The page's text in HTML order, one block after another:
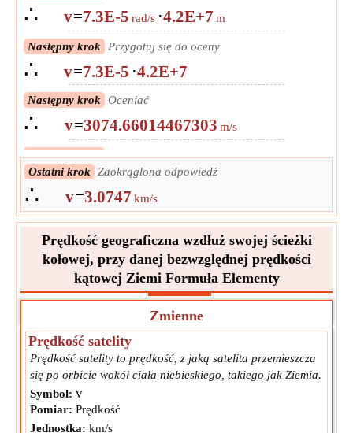
∴ v=7.3E-5 rad/s ⋅4.2E+7 m
Następny krok Przygotuj się do oceny
∴ v=7.3E-5 ⋅4.2E+7
Następny krok Oceniać
∴ v=3074.66014467303 m/s
Następny krok Konwertuj na jednostkę wyjściową
∴ v=3.07466014467303
Ostatni krok Zaokrąglona odpowiedź
∴ v=3.0747 km/s
Prędkość geograficzna wzdłuż swojej ścieżki
kołowej, przy danej bezwzględnej prędkości
kątowej Ziemi Formuła Elementy
Zmienne
Prędkość satelity
Prędkość satelity to prędkość, z jaką satelita przemieszcza
się po orbicie wokół ciała niebieskiego, takiego jak Ziemia.
Symbol: v
Pomiar: Prędkość
Jednostka: km/s